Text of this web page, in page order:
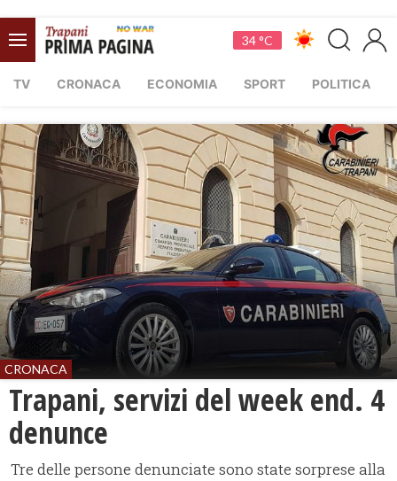
34 °C
TV CRONACA ECONOMIA SPORT POLITICA
CRONACA
Trapani, servizi del week end. 4
denunce
Tre delle persone denunciate sono state sorprese alla